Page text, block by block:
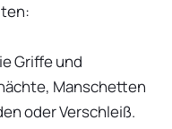
Griffe und
Manschetten
oder Verschleiß.